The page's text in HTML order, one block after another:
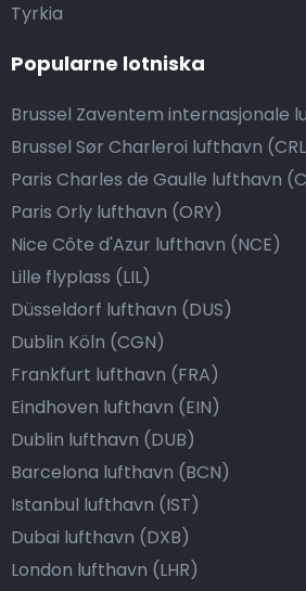
Tyrkia
Popularne lotniska
Brussel Zaventem internasjonale
Brussel Sør Charleroi lufthavn
Paris Charles de Gaulle lufthavn
Paris Orly lufthavn (ORY)
Nice Côte d'Azur lufthavn (NCE)
Lille flyplass (LIL)
Düsseldorf lufthavn (DUS)
Dublin Köln (CGN)
Frankfurt lufthavn (FRA)
Eindhoven lufthavn (EIN)
Dublin lufthavn (DUB)
Barcelona lufthavn (BCN)
Istanbul lufthavn (IST)
Dubai lufthavn (DXB)
London lufthavn (LHR)